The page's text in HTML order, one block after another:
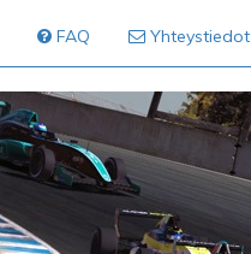
FAQ Yhteystiedot